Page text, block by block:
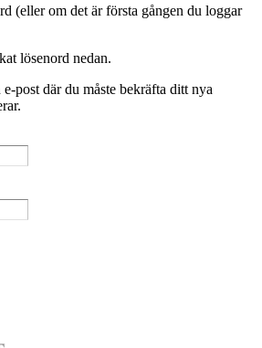
(eller om det är första gången du loggar
lösenord nedan.
post där du måste bekräfta ditt nya